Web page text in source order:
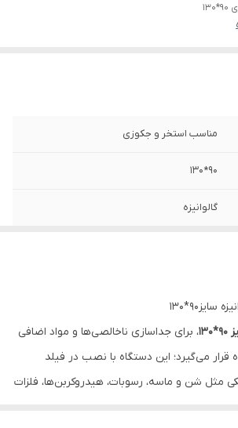
مناسب استخر و جکوزی
90*130
گالوانیزه
، برای جداسازی ناخالصی‌ها و مواد اضافی
قرار می‌گیرد؛ این دستگاه با نصب در فیلد
مثل شن و ماسه، رسوبات، هیدروکربن‌ها، فلزات